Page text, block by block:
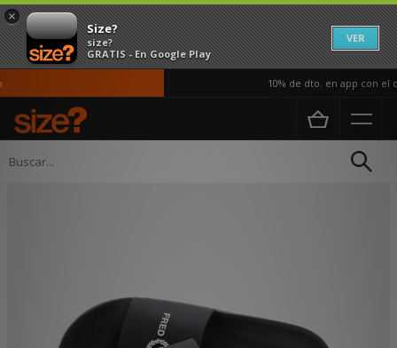
×
Size?
size?
GRATIS - En Google Play
VER
10% de dto. en app con el
Página principal